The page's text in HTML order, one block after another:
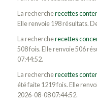
La rechercherecettes
Elle renvoie 198 résultats.
La rechercherecettes
508 fois. Elle renvoie 506
07:44:52.
La rechercherecettes
été faite 1219 fois. Elle
2026-08-08 07:44:52.